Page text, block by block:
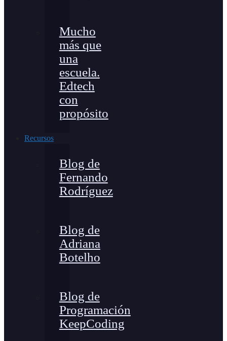
Mucho
más que
una
escuela.
Edtech
con
propósito
Recursos
Blog de
Fernando
Rodríguez
Blog de
Adriana
Botelho
Blog de
Programación
KeepCoding